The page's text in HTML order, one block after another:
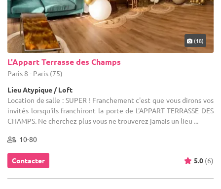
(18)
L'Appart Terrasse des Champs
Paris 8 - Paris (75)
Lieu Atypique / Loft
Location de salle : SUPER ! Franchement c'est que vous dirons vos
invités lorsqu'ils franchiront la porte de L'APPART TERRASSE DES
CHAMPS. Ne cherchez plus vous ne trouverez jamais un lieu ...
10-80
Contacter 5.0 (6)